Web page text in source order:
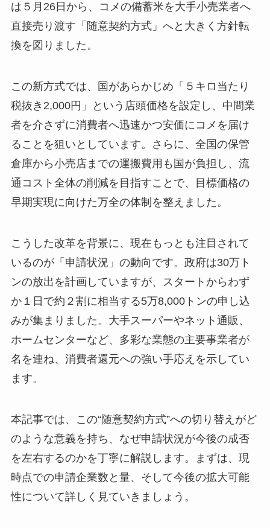
は５月26日から、コメの備蓄米を大手小売業者へ
直接売り渡す「随意契約方式」へと大きく方針転
換を図りました。
この新方式では、国があらかじめ「５キロ当たり
税抜き2,000円」という店頭価格を設定し、中間業
者を介さずに消費者へ迅速かつ安価にコメを届け
ることを狙いとしています。さらに、全国の保管
倉庫から小売店までの運搬費用も国が負担し、流
通コスト全体の削減を目指すことで、目標価格の
早期実現に向けた万全の体制を整えました。
こうした改革を背景に、現在もっとも注目されて
いるのが「申請状況」の動向です。政府は30万ト
ンの放出を計画していますが、スタートからわず
か１日で約２割に相当する5万8,000トンの申し込
みが集まりました。大手スーパーやネット通販、
ホームセンターなど、多彩な業態の主要事業者が
名を連ね、消費者還元への強い手応えを示してい
ます。
本記事では、この“随意契約方式”への切り替えがど
のような意義を持ち、なぜ申請状況が今後の成否
を左右するのかを丁寧に解説します。まずは、現
時点での申請企業数と量、そして今後の拡大可能
性について詳しく見ていきましょう。